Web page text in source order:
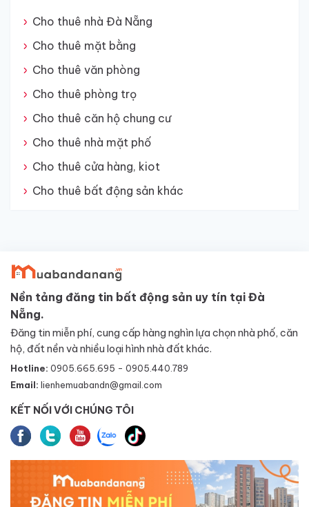
Cho thuê nhà Đà Nẵng
Cho thuê mặt bằng
Cho thuê văn phòng
Cho thuê phòng trọ
Cho thuê căn hộ chung cư
Cho thuê nhà mặt phố
Cho thuê cửa hàng, kiot
Cho thuê bất động sản khác
Nền tảng đăng tin bất động sản uy tín tại Đà
Nẵng.
Đăng tin miễn phí, cung cấp hàng nghìn lựa chọn nhà phố, căn
hộ, đất nền và nhiều loại hình nhà đất khác.
Hotline: 0905.665.695 - 0905.440.789
Email: lienhemuabandn@gmail.com
KẾT NỐI VỚI CHÚNG TÔI